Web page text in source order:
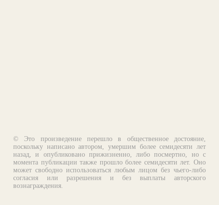
© Это произведение перешло в общественное достояние,
поскольку написано автором, умершим более семидесяти лет
назад, и опубликовано прижизненно, либо посмертно, но с
момента публикации также прошло более семидесяти лет. Оно
может свободно использоваться любым лицом без чьего-либо
согласия или разрешения и без выплаты авторского
вознаграждения.